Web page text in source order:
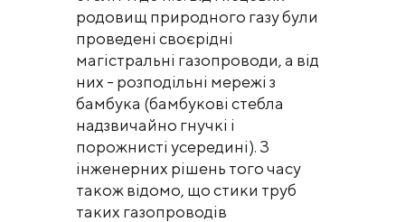
родовищ природного газу були
проведені своєрідні
магістральні газопроводи, а від
них - розподільні мережі з
бамбука (бамбукові стебла
надзвичайно гнучкі і
порожнисті усередині). З
інженерних рішень того часу
також відомо, що стики труб
таких газопроводів